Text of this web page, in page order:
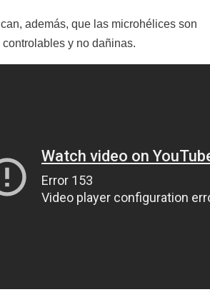
además, que las microhélices son
controlables y no dañinas.